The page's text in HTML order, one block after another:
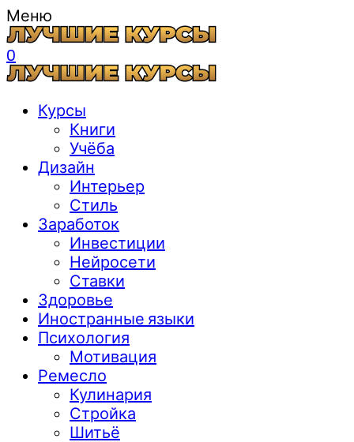
Меню
0
Курсы
Книги
Учёба
Дизайн
Интерьер
Стиль
Заработок
Инвестиции
Нейросети
Ставки
Здоровье
Иностранные языки
Психология
Мотивация
Ремесло
Кулинария
Стройка
Шитьё